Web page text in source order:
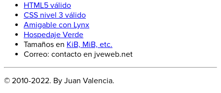
HTML5 válido
CSS nivel 3 válido
Amigable con Lynx
Hospedaje Verde
Tamaños en KiB, MiB, etc.
Correo: contacto en jveweb.net
© 2010-2022. By Juan Valencia.